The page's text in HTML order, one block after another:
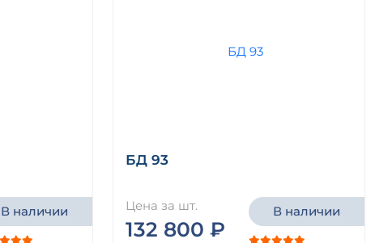
В наличии
БД 93
Цена за шт.
132 800 ₽
В наличии